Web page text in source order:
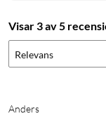
Visar 3 av 5
Relevans
Anders